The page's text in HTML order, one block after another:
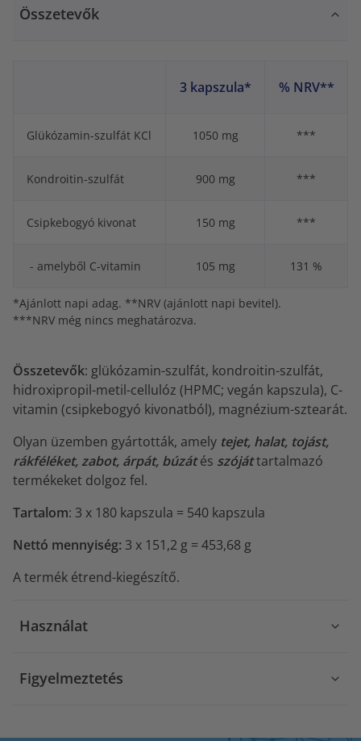
Összetevők
3 kapszula* % NRV**
Glükózamin-szulfát KCl 1050 mg ***
Kondroitin-szulfát 900 mg ***
Csipkebogyó kivonat 150 mg ***
- amelyből C-vitamin 105 mg 131 %
*Ajánlott napi adag. **NRV (ajánlott napi bevitel).
***NRV még nincs meghatározva.
Összetevők: glükózamin-szulfát, kondroitin-szulfát,
hidroxipropil-metil-cellulóz (HPMC; vegán kapszula), C-
vitamin (csipkebogyó kivonatból), magnézium-sztearát.
Olyan üzemben gyártották, amely tejet, halat, tojást,
rákféléket, zabot, árpát, búzátés szójáttartalmazó
termékeket dolgoz fel.
Tartalom: 3 x 180 kapszula = 540 kapszula
Nettó mennyiség: 3 x 151,2 g = 453,68 g
A termék étrend-kiegészítő.
Használat
Figyelmeztetés